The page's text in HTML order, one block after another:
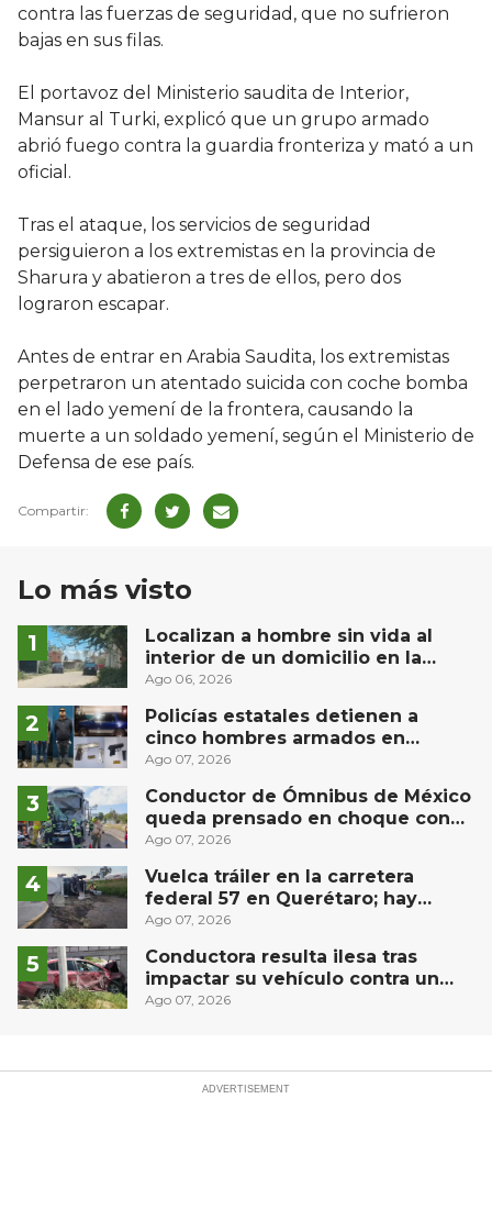
contra las fuerzas de seguridad, que no sufrieron
bajas en sus filas.
El portavoz del Ministerio saudita de Interior,
Mansur al Turki, explicó que un grupo armado
abrió fuego contra la guardia fronteriza y mató a un
oficial.
Tras el ataque, los servicios de seguridad
persiguieron a los extremistas en la provincia de
Sharura y abatieron a tres de ellos, pero dos
lograron escapar.
Antes de entrar en Arabia Saudita, los extremistas
perpetraron un atentado suicida con coche bomba
en el lado yemení de la frontera, causando la
muerte a un soldado yemení, según el Ministerio de
Defensa de ese país.
Lo más visto
Localizan a hombre sin vida al
interior de un domicilio en la
comunidad El Rodeo, San Juan del
Ago 06, 2026
Policías estatales detienen a
cinco hombres armados en
Puebla capital
Ago 07, 2026
Conductor de Ómnibus de México
queda prensado en choque con
materialista en San Juan del Río
Ago 07, 2026
Vuelca tráiler en la carretera
federal 57 en Querétaro; hay
derrame de combustible
Ago 07, 2026
Conductora resulta ilesa tras
impactar su vehículo contra un
muro en Huimilpan
Ago 07, 2026